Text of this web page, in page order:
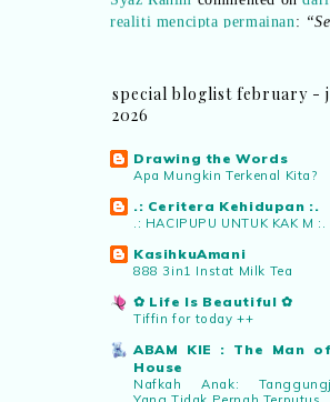
realiti mencipta permainan:
jimat kertas, memang
pertandingan tiktok mencipta
“Menarik sungguh
Mencipta Sajak Kemerdekaan
PNM ni! Platform terbaik
bakat puisi kebangsaan dan
patriotisme.”
Eyma Balkishcommented on
pertandingan tiktok mencipta
“Menarik..tapi lama tak
rasa kurang ideanya.”
special bloglist february -
2026
Drawing the Words
Apa Mungkin Terkenal Kita?
.: Ceritera Kehidupan :.
.: HACIPUPU UNTUK KAK M :.
KasihkuAmani
888 3in1 Instat Milk Tea
✿ Life Is Beautiful ✿
Tiffin for today ++
ABAM KIE : The Man
House
Nafkah Anak: